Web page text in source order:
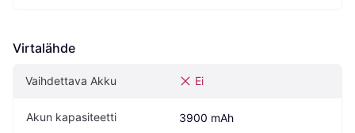
Virtalähde
Vaihdettava Akku Ei
Akun kapasiteetti 3900 mAh